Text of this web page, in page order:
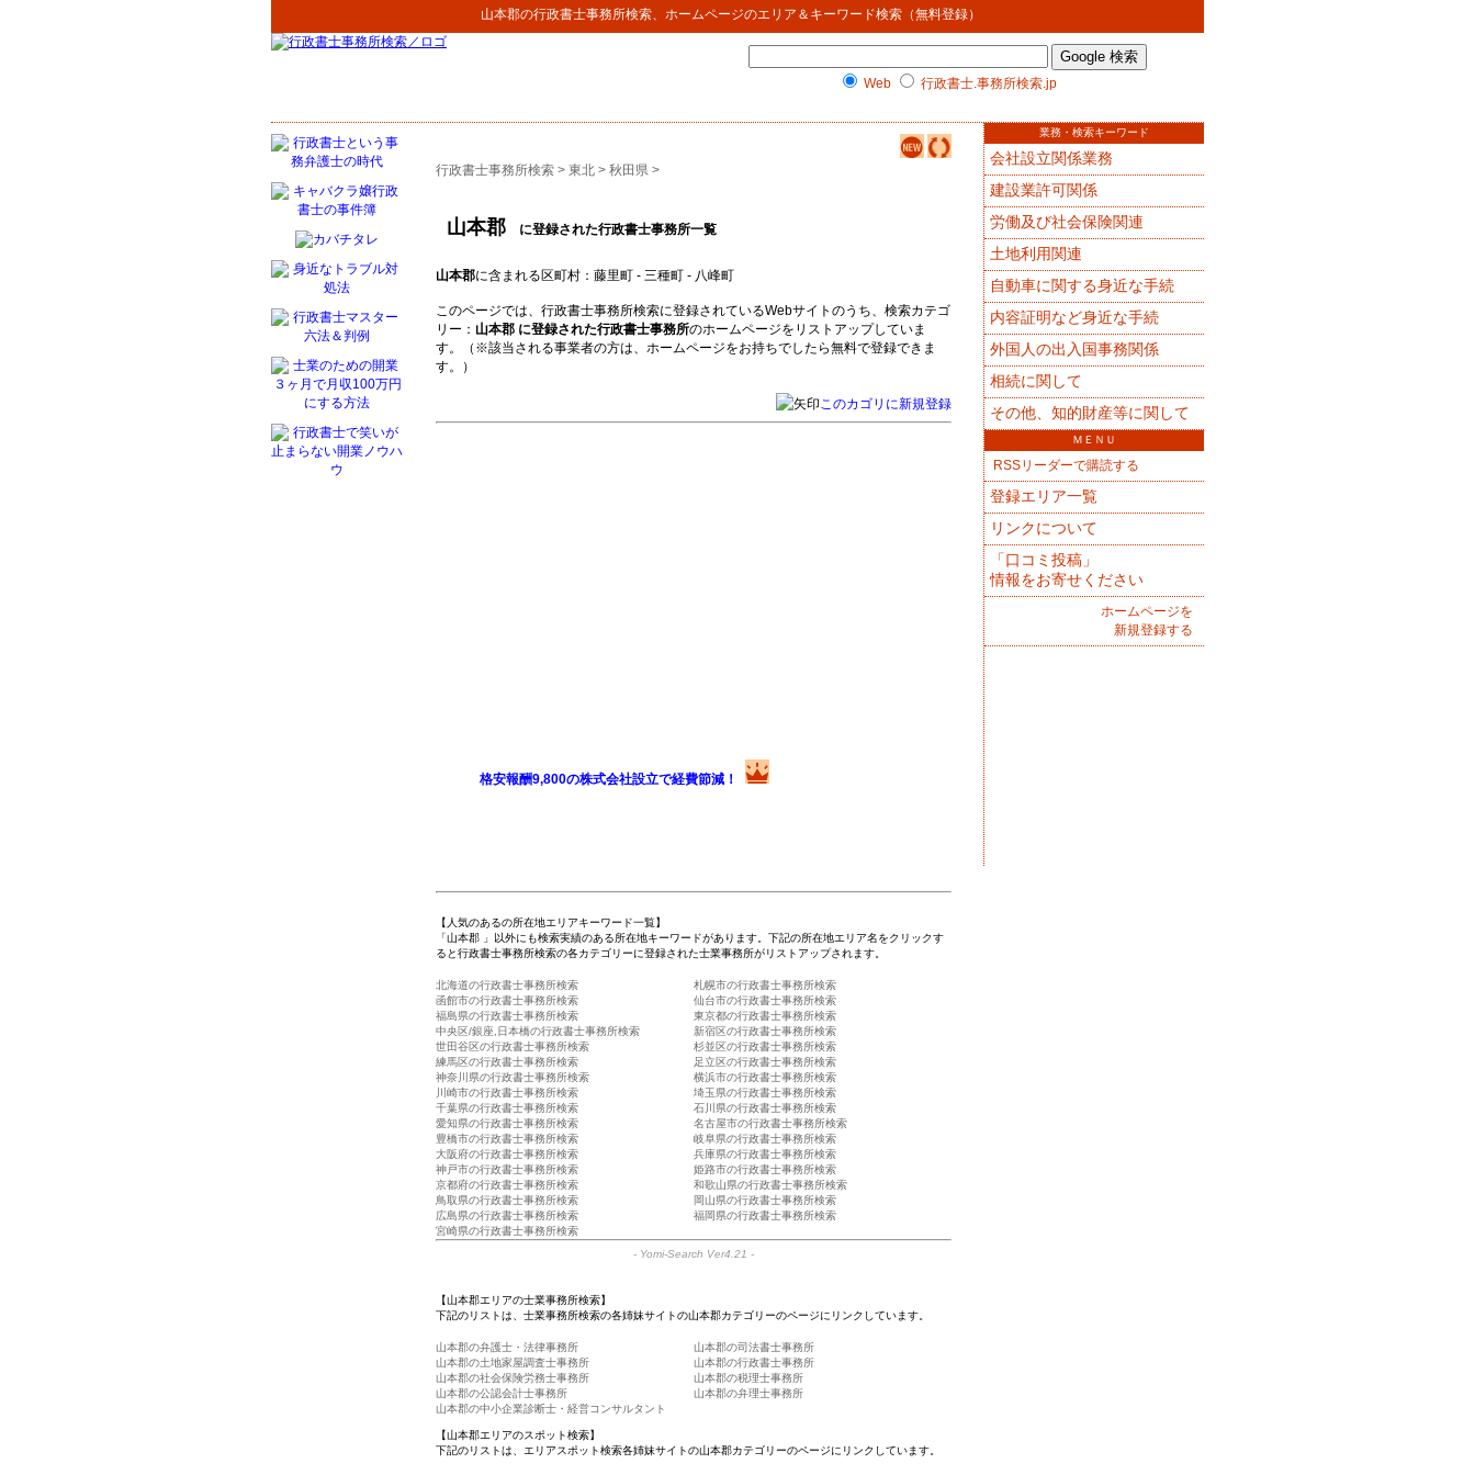
山本郡の行政書士事務所検索、ホームページのエリア＆キーワード検索（無料登録）
Web 行政書士.事務所検索.jp
行政書士事務所検索 > 東北 > 秋田県 >
山本郡 に登録された行政書士事務所一覧
山本郡に含まれる区町村：藤里町 - 三種町 - 八峰町
このページでは、行政書士事務所検索に登録されているWebサイトのうち、検索カテゴ
リー： 山本郡 に登録された行政書士事務所のホームページをリストアップしていま
す。（※該当される事業者の方は、ホームページをお持ちでしたら無料で登録できま
す。）
このカゴリに新規登録
格安報酬9,800の株式会社設立で経費節減！
【人気のあるの所在地エリアキーワード一覧】
「山本郡 」以外にも検索実績のある所在地キーワードがあります。下記の所在地エリア名をクリックす
ると行政書士事務所検索の各カテゴリーに登録された士業事務所がリストアップされます。
北海道の行政書士事務所検索
札幌市の行政書士事務所検索
函館市の行政書士事務所検索
仙台市の行政書士事務所検索
福島県の行政書士事務所検索
東京都の行政書士事務所検索
中央区/銀座,日本橋の行政書士事務所検索
新宿区の行政書士事務所検索
世田谷区の行政書士事務所検索
杉並区の行政書士事務所検索
練馬区の行政書士事務所検索
足立区の行政書士事務所検索
神奈川県の行政書士事務所検索
横浜市の行政書士事務所検索
川崎市の行政書士事務所検索
埼玉県の行政書士事務所検索
千葉県の行政書士事務所検索
石川県の行政書士事務所検索
愛知県の行政書士事務所検索
名古屋市の行政書士事務所検索
豊橋市の行政書士事務所検索
岐阜県の行政書士事務所検索
大阪府の行政書士事務所検索
兵庫県の行政書士事務所検索
神戸市の行政書士事務所検索
姫路市の行政書士事務所検索
京都府の行政書士事務所検索
和歌山県の行政書士事務所検索
鳥取県の行政書士事務所検索
岡山県の行政書士事務所検索
広島県の行政書士事務所検索
福岡県の行政書士事務所検索
宮崎県の行政書士事務所検索
- Yomi-Search Ver4.21 -
【山本郡エリアの士業事務所検索】
下記のリストは、士業事務所検索の各姉妹サイトの山本郡カテゴリーのページにリンクしています。
山本郡の弁護士・法律事務所
山本郡の司法書士事務所
山本郡の土地家屋調査士事務所
山本郡の行政書士事務所
山本郡の社会保険労務士事務所
山本郡の税理士事務所
山本郡の公認会計士事務所
山本郡の弁理士事務所
山本郡の中小企業診断士・経営コンサルタント
【山本郡エリアのスポット検索】
下記のリストは、エリアスポット検索各姉妹サイトの山本郡カテゴリーのページにリンクしています。
業務・検索キーワード
会社設立関係業務
建設業許可関係
労働及び社会保険関連
土地利用関連
自動車に関する身近な手続
内容証明など身近な手続
外国人の出入国事務関係
相続に関して
その他、知的財産等に関して
ＭＥＮＵ
RSSリーダーで購読する
登録エリア一覧
リンクについて
「口コミ投稿」
情報をお寄せください
ホームページを
新規登録する